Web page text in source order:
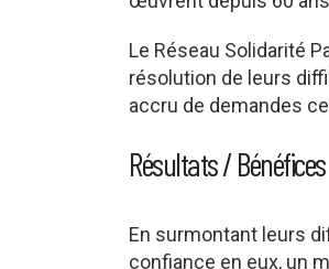
Le Réseau Solidarité
résolution de leurs
accru de demandes
Résultats / Bénéfices
En surmontant leurs
confiance en eux, un